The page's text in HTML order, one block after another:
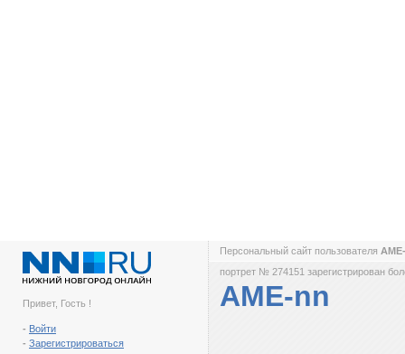
Привет, Гость !
- Войти
- Зарегистрироваться
Персональный сайт пользователя
портрет № 274151 зарегистрирован
AME-nn